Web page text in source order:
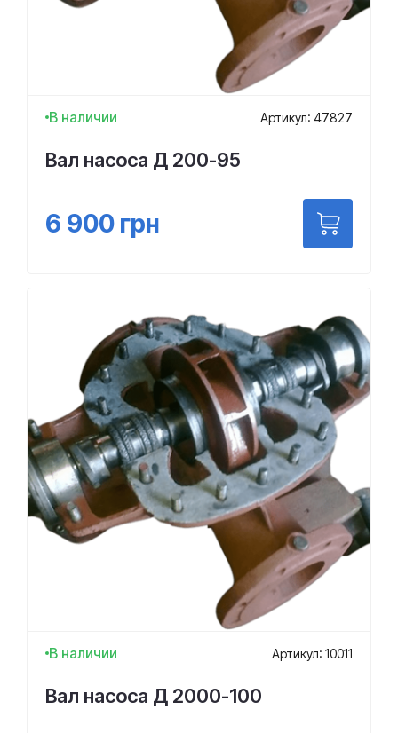
В наличии Артикул: 47827
Вал насоса Д 200-95
6 900 грн
В наличии Артикул: 10011
Вал насоса Д 2000-100